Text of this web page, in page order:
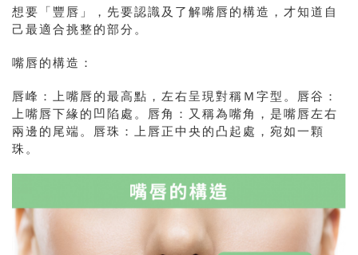
想要「豐唇」，先要認識及了解嘴唇的構造，才知道自
己最適合挑整的部分。
嘴唇的構造：
唇峰：上嘴唇的最高點，左右呈現對稱Ｍ字型。 唇谷：
上嘴唇下緣的凹陷處。 唇角：又稱為嘴角，是嘴唇左右
兩邊的尾端。 唇珠：上唇正中央的凸起處，宛如一顆
珠。